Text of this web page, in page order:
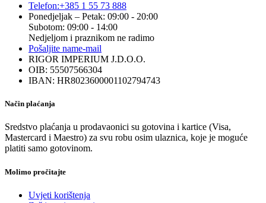
Telefon:+385 1 55 73 888
Ponedjeljak – Petak: 09:00 - 20:00
Subotom: 09:00 - 14:00
Nedjeljom i praznikom ne radimo
Pošaljite name-mail
RIGOR IMPERIUM J.D.O.O.
OIB: 55507566304
IBAN: HR8023600001102794743
Način plaćanja
Sredstvo plaćanja u prodavaonici su gotovina i kartice (Visa,
Mastercard i Maestro) za svu robu osim ulaznica, koje je moguće
platiti samo gotovinom.
Molimo pročitajte
Uvjeti korištenja